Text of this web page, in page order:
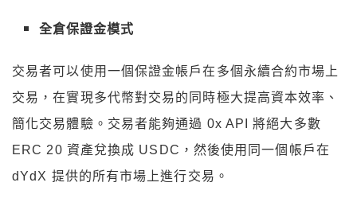
全倉保證金模式
交易者可以使用一個保證金帳戶在多個永續合約市場上
交易，在實現多代幣對交易的同時極大提高資本效率、
簡化交易體驗。交易者能夠通過 0x API 將絕大多數
ERC 20 資產兌換成 USDC，然後使用同一個帳戶在
dYdX 提供的所有市場上進行交易。